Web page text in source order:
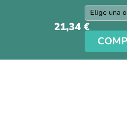
21,34 €
Protección a Compradores
Nuestra Tienda
Síguenos en nuestras redes